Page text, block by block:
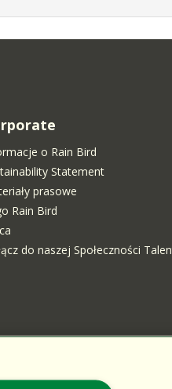
o Rain Bird
Statement
prasowe
Rain Bird
do naszej Społeczności